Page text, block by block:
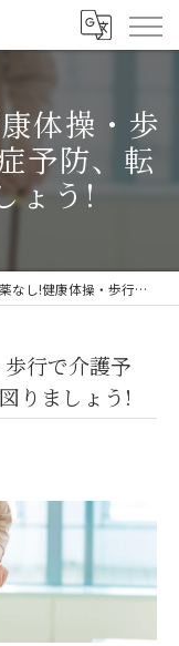
体操・歩
予防、転
ょう!
行で介護予防、認知症予防、転倒予防を図りましょう!
行で介護予
りましょう!